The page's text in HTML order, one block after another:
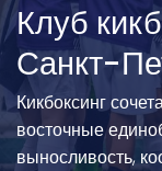
Клуб
Санкт-
Кикбоксинг
восточные
выносливость,